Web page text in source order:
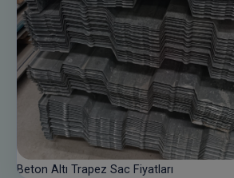
Beton Altı Trapez Sac Fiyatları